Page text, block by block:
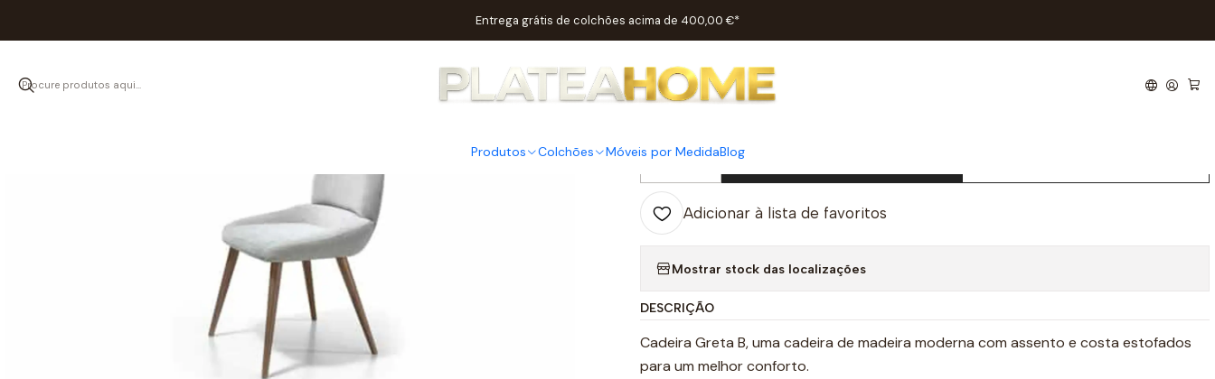
Produtos Colchões Móveis por MedidaBlog
Entrega grátis de colchões acima de 400,00 €*
Início Salas Cadeiras / Cadeirões Cadeira Greta B
|
Cadeira Greta B
Quantidade
Adicionar à lista de favoritos
Mostrar stock das localizações
DESCRIÇÃO
Cadeira Greta B, uma cadeira de madeira moderna com assento e costa estofados
para um melhor conforto.